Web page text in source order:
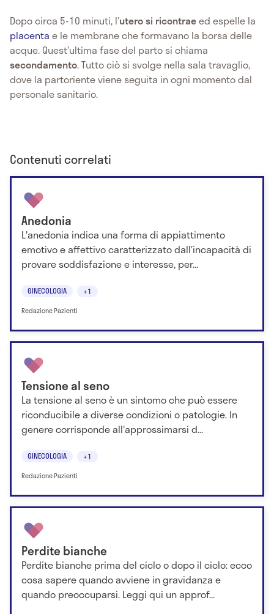
Dopo circa 5-10 minuti, l’utero si ricontraeed espelle la
placenta e le membrane che formavano la borsa delle
acque. Quest’ultima fase del parto si chiama
secondamento. Tutto ciò si svolge nella sala travaglio,
dove la partoriente viene seguita in ogni momento dal
personale sanitario.
Contenuti correlati
Anedonia
L'anedonia indica una forma di appiattimento
emotivo e affettivo caratterizzato dall’incapacità di
provare soddisfazione e interesse, per...
GINECOLOGIA +1
Redazione Pazienti
Tensione al seno
La tensione al seno è un sintomo che può essere
riconducibile a diverse condizioni o patologie. In
genere corrisponde all'approssimarsi d...
GINECOLOGIA +1
Redazione Pazienti
Perdite bianche
Perdite bianche prima del ciclo o dopo il ciclo: ecco
cosa sapere quando avviene in gravidanza e
quando preoccuparsi. Leggi qui un approf...